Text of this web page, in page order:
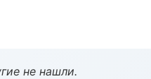
не нашли.